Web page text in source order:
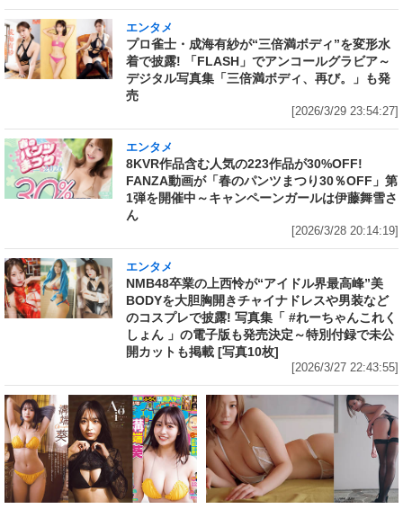
エンタメ
プロ雀士・成海有紗が“三倍満ボディ”を変形水
着で披露! 「FLASH」でアンコールグラビア～
デジタル写真集「三倍満ボディ、再び。」も発
売
[2026/3/29 23:54:27]
エンタメ
8KVR作品含む人気の223作品が30%OFF!
FANZA動画が「春のパンツまつり30％OFF」第
1弾を開催中～キャンペーンガールは伊藤舞雪さ
ん
[2026/3/28 20:14:19]
エンタメ
NMB48卒業の上西怜が“アイドル界最高峰”美
BODYを大胆胸開きチャイナドレスや男装など
のコスプレで披露! 写真集「 #れーちゃんこれく
しょん 」の電子版も発売決定～特別付録で未公
開カットも掲載 [写真10枚]
[2026/3/27 22:43:55]